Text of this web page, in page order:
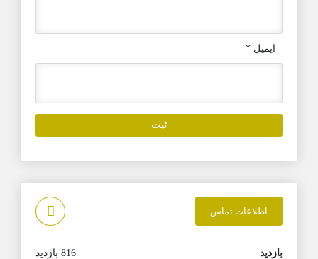
ایمیل *
اطلاعات تماس
بازدید 816 بازدید